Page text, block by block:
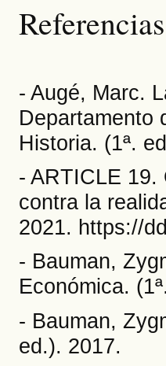
Referencias
- Augé, Marc.
Departamento
Historia. (1ª.
- ARTICLE
contra la
2021. https://
- Bauman,
Económica.
- Bauman,
ed.). 2017.